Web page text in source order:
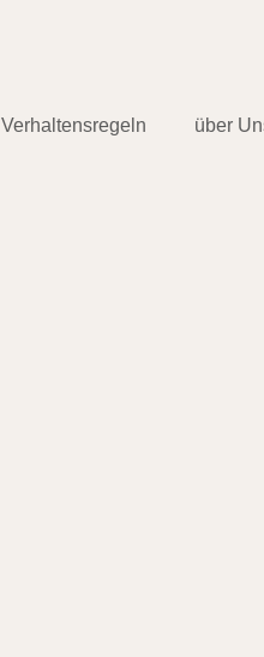
Verhaltensregeln über